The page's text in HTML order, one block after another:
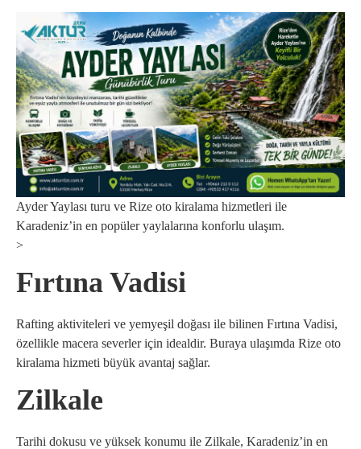
Ayder Yaylası turu ve Rize oto kiralama hizmetleri ile
Karadeniz’in en popüler yaylalarına konforlu ulaşım.
>
Fırtına Vadisi
Rafting aktiviteleri ve yemyeşil doğası ile bilinen Fırtına Vadisi,
özellikle macera severler için idealdir. Buraya ulaşımda Rize oto
kiralama hizmeti büyük avantaj sağlar.
Zilkale
Tarihi dokusu ve yüksek konumu ile Zilkale, Karadeniz’in en